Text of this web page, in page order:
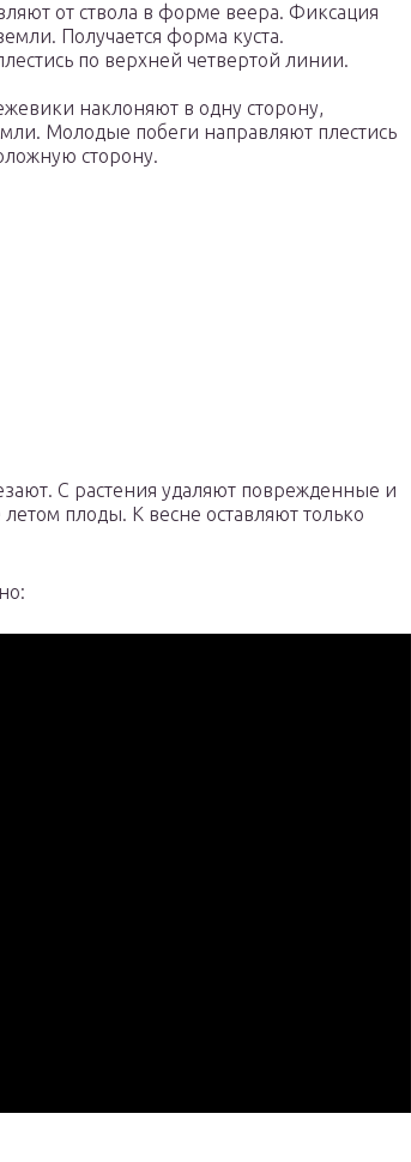
от ствола в форме веера. Фиксация
Получается форма куста.
по верхней четвертой линии.
наклоняют в одну сторону,
Молодые побеги направляют плестись
сторону.
С растения удаляют поврежденные и
плоды. К весне оставляют только